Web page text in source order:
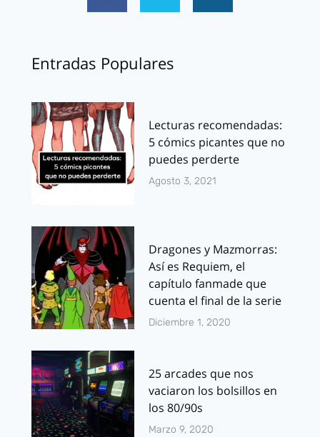
Entradas Populares
Lecturas recomendadas:
5 cómics picantes que no
puedes perderte
Agosto 3, 2021
Dragones y Mazmorras:
Así es Requiem, el
capítulo fanmade que
cuenta el final de la serie
Diciembre 1, 2020
25 arcades que nos
vaciaron los bolsillos en
los 80/90s
Marzo 9, 2020